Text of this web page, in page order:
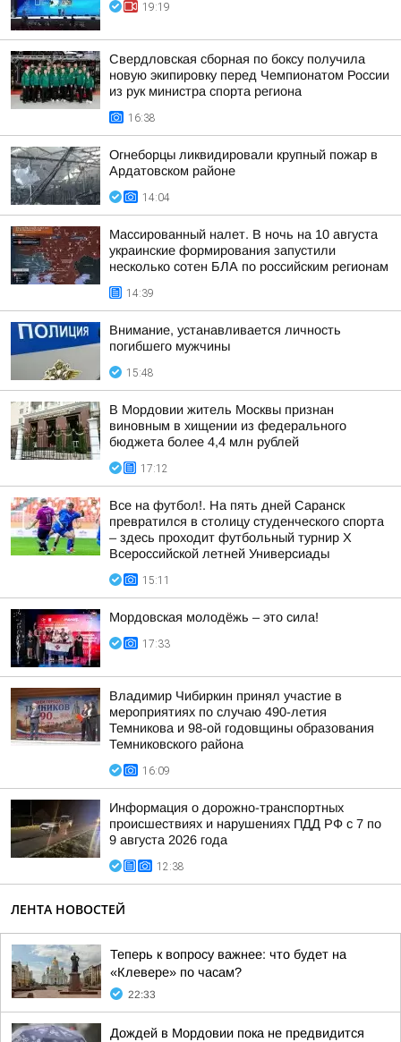
19:19
Свердловская сборная по боксу получила
новую экипировку перед Чемпионатом России
из рук министра спорта региона
16:38
Огнеборцы ликвидировали крупный пожар в
Ардатовском районе
14:04
Массированный налет. В ночь на 10 августа
украинские формирования запустили
несколько сотен БЛА по российским регионам
14:39
Внимание, устанавливается личность
погибшего мужчины
15:48
В Мордовии житель Москвы признан
виновным в хищении из федерального
бюджета более 4,4 млн рублей
17:12
Все на футбол!. На пять дней Саранск
превратился в столицу студенческого спорта
– здесь проходит футбольный турнир Х
Всероссийской летней Универсиады
15:11
Мордовская молодёжь – это сила!
17:33
Владимир Чибиркин принял участие в
мероприятиях по случаю 490-летия
Темникова и 98-ой годовщины образования
Темниковского района
16:09
Информация о дорожно-транспортных
происшествиях и нарушениях ПДД РФ с 7 по
9 августа 2026 года
12:38
ЛЕНТА НОВОСТЕЙ
Теперь к вопросу важнее: что будет на
«Клевере» по часам?
22:33
Дождей в Мордовии пока не предвидится